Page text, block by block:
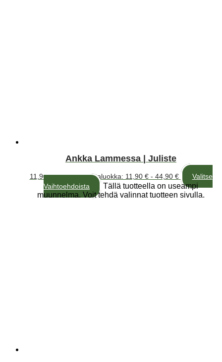
Ankka Lammessa | Juliste
11,90€ – 44,90€Hintaluokka: 11,90 € - 44,90 €
Valitse
Vaihtoehdoista
Tällä tuotteella on useampi
muunnelma. Voit tehdä valinnat tuotteen sivulla.